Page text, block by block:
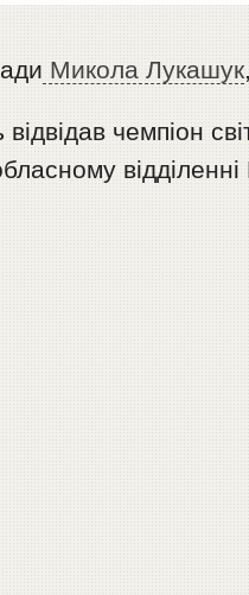
Микола Лукашук
чемпіон
відділенні